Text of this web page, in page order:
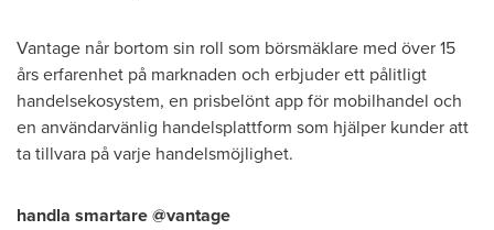
Vantage når bortom sin roll som börsmäklare med över 15
års erfarenhet på marknaden och erbjuder ett pålitligt
handelsekosystem, en prisbelönt app för mobilhandel och
en användarvänlig handelsplattform som hjälper kunder att
ta tillvara på varje handelsmöjlighet.
handla smartare @vantage